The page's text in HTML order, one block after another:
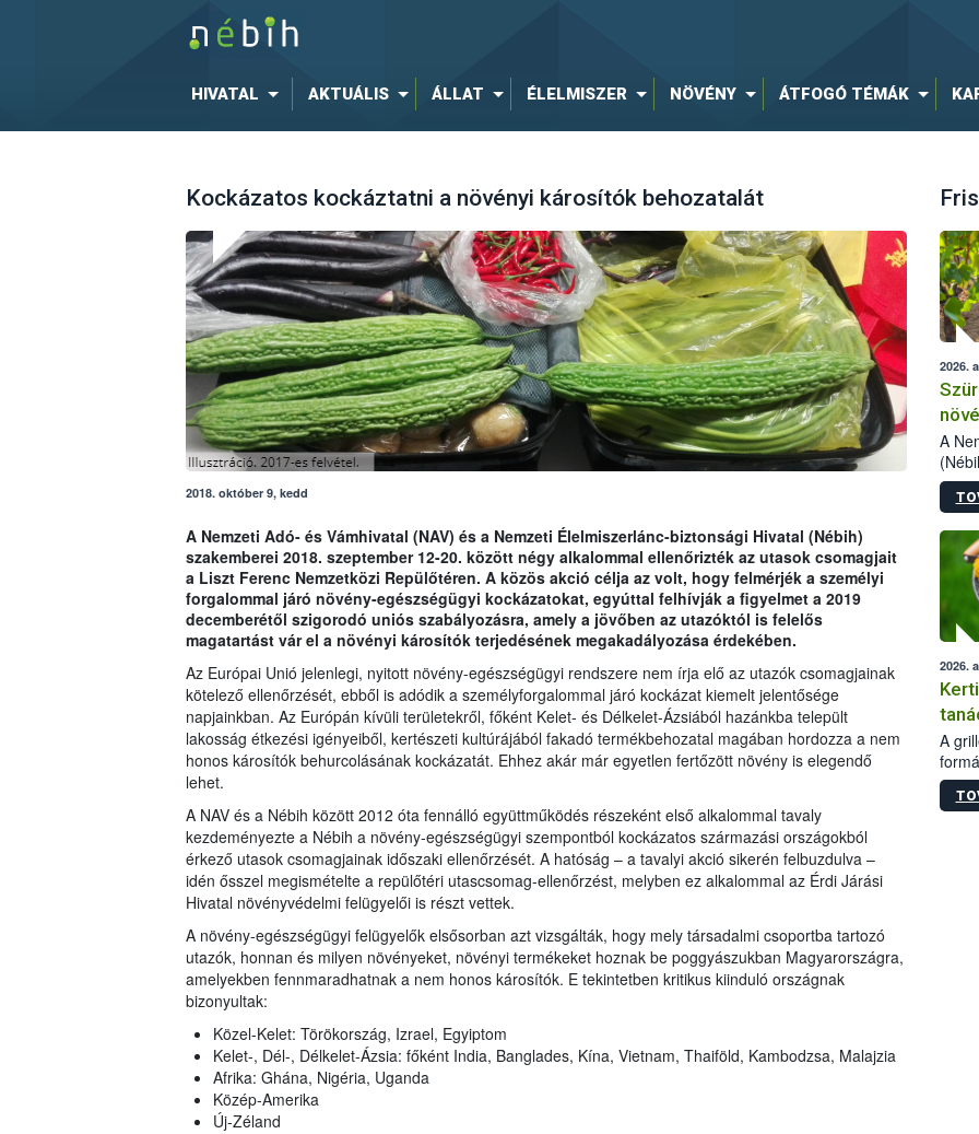
HIVATAL AKTUÁLIS ÁLLAT ÉLELMISZER NÖVÉNY ÁTFOGÓ TÉMÁK
Kockázatos kockáztatni a növényi károsítók behozatalát
2018. október 9, kedd
A Nemzeti Adó- és Vámhivatal (NAV) és a Nemzeti Élelmiszerlánc-biztonsági Hivatal (Nébih)
szakemberei 2018. szeptember 12-20. között négy alkalommal ellenőrizték az utasok csomagjait
a Liszt Ferenc Nemzetközi Repülőtéren. A közös akció célja az volt, hogy felmérjék a személyi
forgalommal járó növény-egészségügyi kockázatokat, egyúttal felhívják a figyelmet a 2019
decemberétől szigorodó uniós szabályozásra, amely a jövőben az utazóktól is felelős
magatartást vár el a növényi károsítók terjedésének megakadályozása érdekében.
Az Európai Unió jelenlegi, nyitott növény-egészségügyi rendszere nem írja elő az utazók csomagjainak
kötelező ellenőrzését, ebből is adódik a személyforgalommal járó kockázat kiemelt jelentősége
napjainkban. Az Európán kívüli területekről, főként Kelet- és Délkelet-Ázsiából hazánkba települt
lakosság étkezési igényeiből, kertészeti kultúrájából fakadó termékbehozatal magában hordozza a nem
honos károsítók behurcolásának kockázatát. Ehhez akár már egyetlen fertőzött növény is elegendő
lehet.
A NAV és a Nébih között 2012 óta fennálló együttműködés részeként első alkalommal tavaly
kezdeményezte a Nébih a növény-egészségügyi szempontból kockázatos származási országokból
érkező utasok csomagjainak időszaki ellenőrzését. A hatóság – a tavalyi akció sikerén felbuzdulva –
idén ősszel megismételte a repülőtéri utascsomag-ellenőrzést, melyben ez alkalommal az Érdi Járási
Hivatal növényvédelmi felügyelői is részt vettek.
A növény-egészségügyi felügyelők elsősorban azt vizsgálták, hogy mely társadalmi csoportba tartozó
utazók, honnan és milyen növényeket, növényi termékeket hoznak be poggyászukban Magyarországra,
amelyekben fennmaradhatnak a nem honos károsítók. E tekintetben kritikus kiinduló országnak
bizonyultak:
Közel-Kelet: Törökország, Izrael, Egyiptom
Kelet-, Dél-, Délkelet-Ázsia: főként India, Banglades, Kína, Vietnam, Thaiföld, Kambodzsa, Malajzia
Afrika: Ghána, Nigéria, Uganda
Közép-Amerika
Új-Zéland
2026.
A
Az
2026.
A